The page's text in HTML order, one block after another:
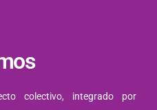
colectivo, integrado por